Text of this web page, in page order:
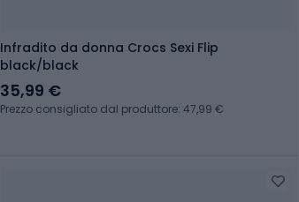
Infradito da donna Crocs Sexi Flip
black/black
35,99 €
Prezzo consigliato dal produttore: 47,99 €